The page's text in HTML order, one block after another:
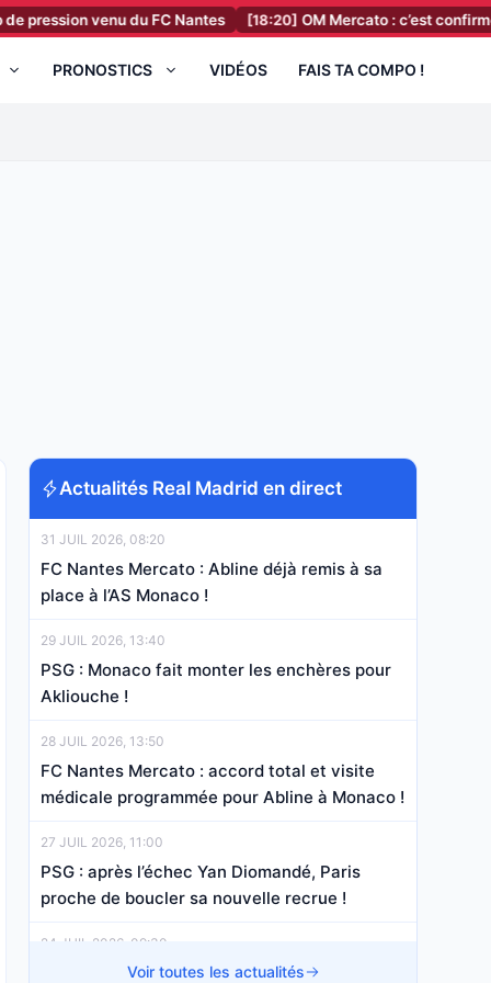
venu du FC Nantes [18:20] OM Mercato : c’est confirmé, une
PRONOSTICS VIDÉOS FAIS TA COMPO !
Actualités Real Madrid en direct
31 JUIL 2026, 08:20
FC Nantes Mercato : Abline déjà remis à sa
place à l’AS Monaco !
29 JUIL 2026, 13:40
PSG : Monaco fait monter les enchères pour
Akliouche !
28 JUIL 2026, 13:50
FC Nantes Mercato : accord total et visite
médicale programmée pour Abline à Monaco !
27 JUIL 2026, 11:00
PSG : après l’échec Yan Diomandé, Paris
proche de boucler sa nouvelle recrue !
24 JUIL 2026, 09:30
FC Nantes Mercato : l’AS Monaco a pris une
Voir toutes les actualités